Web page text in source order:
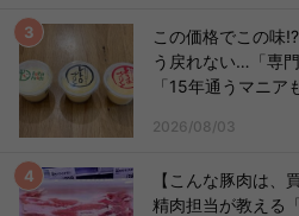
この価格でこの味
う戻れない…「専
「15年通うマニア
2026/08/03
【こんな豚肉は、
精肉担当が教える